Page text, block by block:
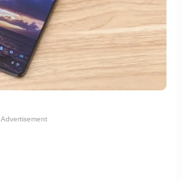
Advertisement